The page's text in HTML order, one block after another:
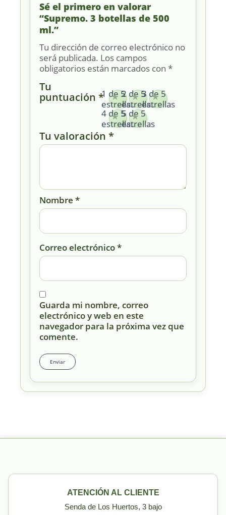
Sé el primero en valorar
“Supremo. 3 botellas de 500
ml.”
Tu dirección de correo electrónico no
será publicada. Los campos
obligatorios están marcados con *
Tu
puntuación *1 de 5
estrellas
2 de 5
estrellas
3 de 5
estrellas
4 de 5
estrellas
5 de 5
estrellas
Tu valoración *
Nombre *
Correo electrónico*
Guarda mi nombre, correo
electrónico y web en este
navegador para la próxima vez que
comente.
ATENCIÓN AL CLIENTE
Senda de Los Huertos, 3 bajo